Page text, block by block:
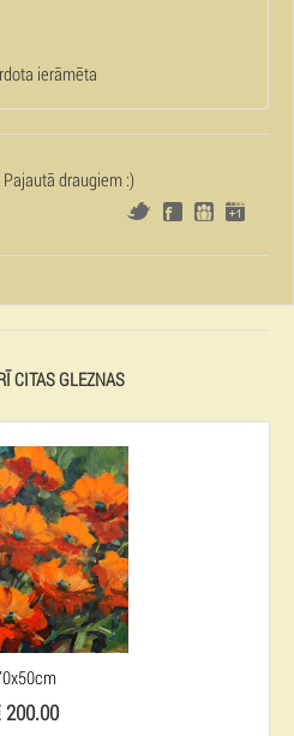
ierāmēta
draugiem :)
CITAS GLEZNAS
200.00